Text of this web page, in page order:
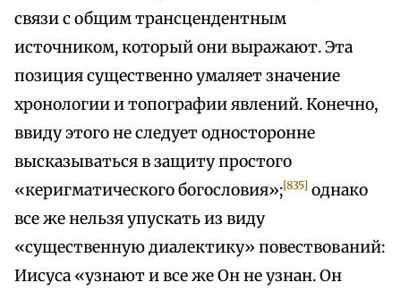
связи с общим трансцендентным
источником, который они выражают. Эта
позиция существенно умаляет значение
хронологии и топографии явлений. Конечно,
ввиду этого не следует односторонне
высказываться в защиту простого
«керигматического богословия»;[835] однако
все же нельзя упускать из виду
«существенную диалектику» повествований:
Иисуса «узнают и все же Он не узнан. Он